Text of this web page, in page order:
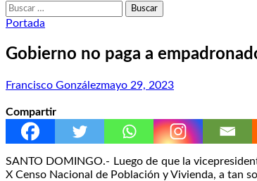
Buscar:
Portada
Gobierno no paga a
Francisco Gonzálezmayo 29, 2023
Compartir
SANTO DOMINGO.- Luego de que la
X Censo Nacional de Población y Vivienda, a tan